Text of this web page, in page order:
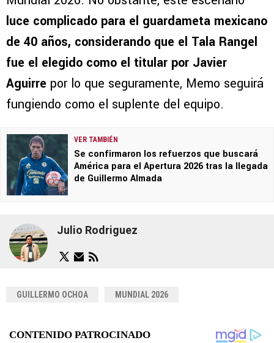
luce complicado para el guardameta mexicano
de 40 años, considerando que el Tala Rangel
fue el elegido como el titular por Javier
Aguirre por lo que seguramente, Memo seguirá
fungiendo como el suplente del equipo.
VER TAMBIÉN
Se confirmaron los refuerzos que buscará
América para el Apertura 2026 tras la llegada
de Guillermo Almada
Julio Rodriguez
GUILLERMO OCHOA MUNDIAL 2026